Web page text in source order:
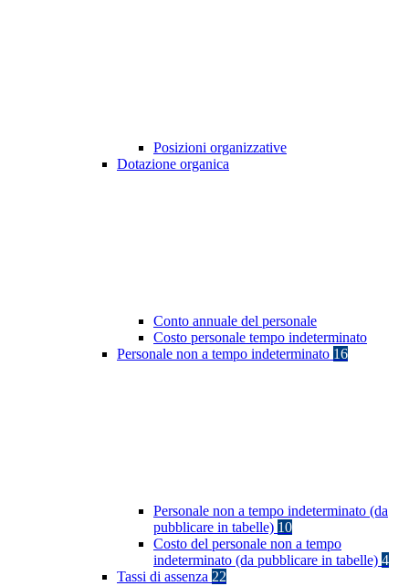
Posizioni organizzative
Dotazione organica
Conto annuale del personale
Costo personale tempo indeterminato
Personale non a tempo indeterminato 16
Personale non a tempo indeterminato (da
pubblicare in tabelle) 10
Costo del personale non a tempo
indeterminato (da pubblicare in tabelle) 4
Tassi di assenza 22